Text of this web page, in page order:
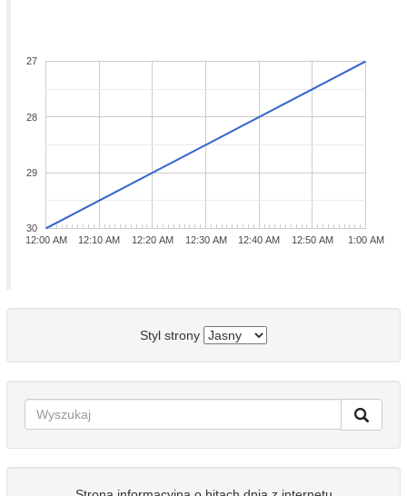
12:00 AM 12:10 AM 12:20 AM 12:30 AM 12:40 AM 12:50 AM 1:00 AM
27
28
29
30
Styl strony